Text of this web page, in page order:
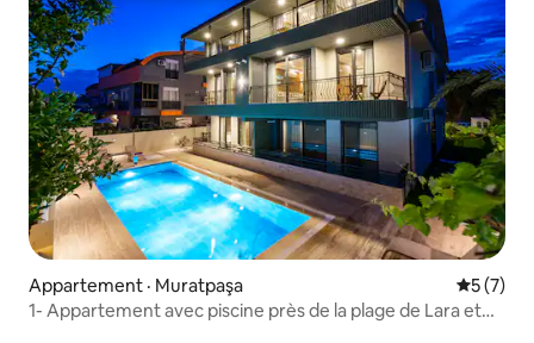
Appartement · Muratpaşa Note
5 (7)
1- Appartement avec piscine près de la plage de Lara et